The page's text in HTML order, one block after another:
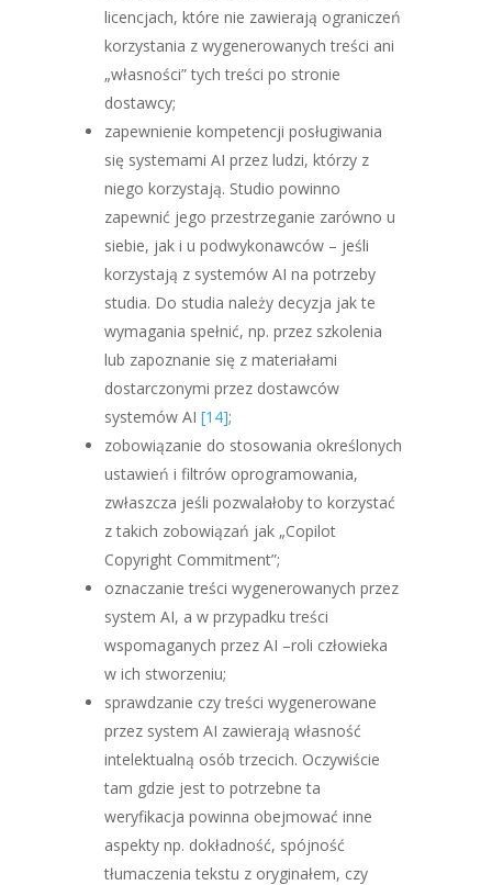
licencjach, które nie zawierają ograniczeń
korzystania z wygenerowanych treści ani
„własności” tych treści po stronie
dostawcy;
zapewnienie kompetencji posługiwania
się systemami AI przez ludzi, którzy z
niego korzystają. Studio powinno
zapewnić jego przestrzeganie zarówno u
siebie, jak i u podwykonawców – jeśli
korzystają z systemów AI na potrzeby
studia. Do studia należy decyzja jak te
wymagania spełnić, np. przez szkolenia
lub zapoznanie się z materiałami
dostarczonymi przez dostawców
systemów AI [14];
zobowiązanie do stosowania określonych
ustawień i filtrów oprogramowania,
zwłaszcza jeśli pozwalałoby to korzystać
z takich zobowiązań jak „Copilot
Copyright Commitment”;
oznaczanie treści wygenerowanych przez
system AI, a w przypadku treści
wspomaganych przez AI –roli człowieka
w ich stworzeniu;
sprawdzanie czy treści wygenerowane
przez system AI zawierają własność
intelektualną osób trzecich. Oczywiście
tam gdzie jest to potrzebne ta
weryfikacja powinna obejmować inne
aspekty np. dokładność, spójność
tłumaczenia tekstu z oryginałem, czy